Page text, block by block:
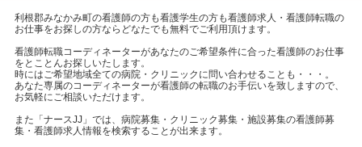
利根郡みなかみ町の看護師の方も看護学生の方も看護師求人・看護師転職の
お仕事をお探しの方ならどなたでも無料でご利用頂けます。
看護師転職コーディネーターがあなたのご希望条件に合った看護師のお仕事
をとことんお探しいたします。
時にはご希望地域全ての病院・クリニックに問い合わせることも・・・。
あなた専属のコーディネーターが看護師の転職のお手伝いを致しますので、
お気軽にご相談いただけます。
また「ナースJJ」では、病院募集・クリニック募集・施設募集の看護師募
集・看護師求人情報を検索することが出来ます。